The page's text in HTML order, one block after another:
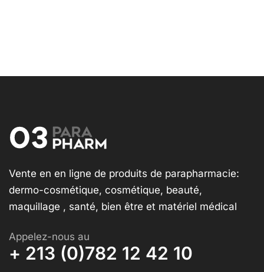
Vente en en ligne de produits de parapharmacie:
dermo-cosmétique, cosmétique, beauté,
maquillage , santé, bien être et matériel médical
Appelez-nous au
+ 213 (0)782 12 42 10